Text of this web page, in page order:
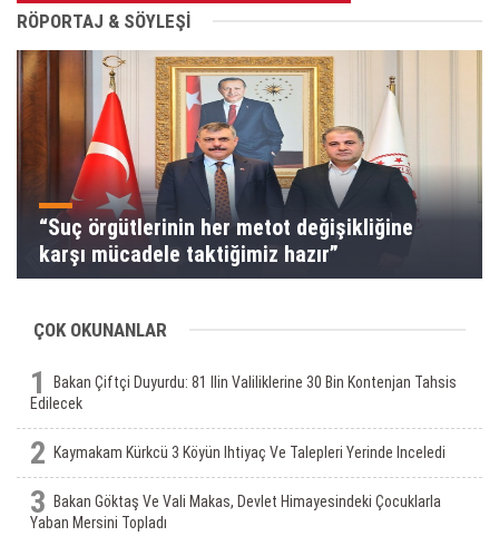
RÖPORTAJ & SÖYLEŞİ
“Suç örgütlerinin her metot değişikliğine
karşı mücadele taktiğimiz hazır”
ÇOK OKUNANLAR
1
Bakan Çiftçi Duyurdu: 81 Ilin Valiliklerine 30 Bin Kontenjan Tahsis
Edilecek
2 Kaymakam Kürkcü 3 Köyün Ihtiyaç Ve Talepleri Yerinde Inceledi
3
Bakan Göktaş Ve Vali Makas, Devlet Himayesindeki Çocuklarla
Yaban Mersini Topladı